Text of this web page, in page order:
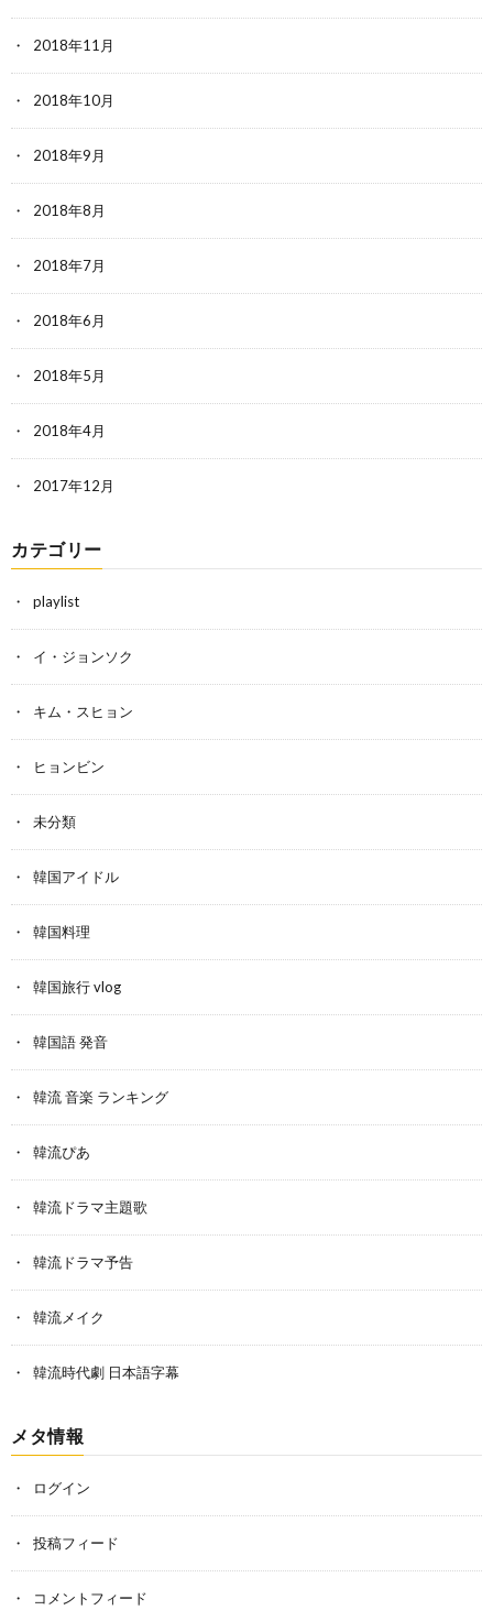
2018年11月
2018年10月
2018年9月
2018年8月
2018年7月
2018年6月
2018年5月
2018年4月
2017年12月
カテゴリー
playlist
イ・ジョンソク
キム・スヒョン
ヒョンビン
未分類
韓国アイドル
韓国料理
韓国旅行 vlog
韓国語 発音
韓流 音楽 ランキング
韓流ぴあ
韓流ドラマ主題歌
韓流ドラマ予告
韓流メイク
韓流時代劇 日本語字幕
メタ情報
ログイン
投稿フィード
コメントフィード